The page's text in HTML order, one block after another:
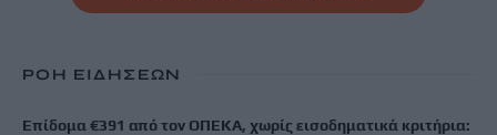
ΡΟΗ ΕΙΔΗΣΕΩΝ
Επίδομα €391 από τον ΟΠΕΚΑ, χωρίς εισοδηματικά κριτήρια: